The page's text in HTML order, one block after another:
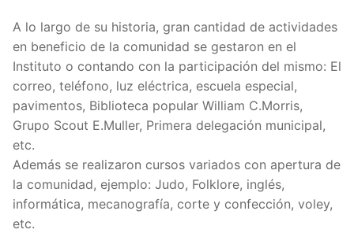
A lo largo de su historia, gran cantidad de actividades
en beneficio de la comunidad se gestaron en el
Instituto o contando con la participación del mismo: El
correo, teléfono, luz eléctrica, escuela especial,
pavimentos, Biblioteca popular William C.Morris,
Grupo Scout E.Muller, Primera delegación municipal,
etc.
Además se realizaron cursos variados con apertura de
la comunidad, ejemplo: Judo, Folklore, inglés,
informática, mecanografía, corte y confección, voley,
etc.